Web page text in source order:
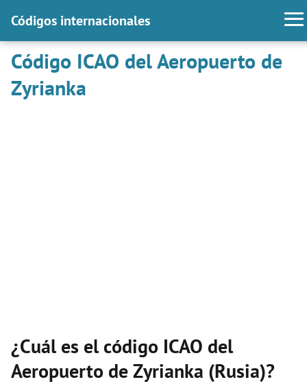
Códigos internacionales
Código ICAO del Aeropuerto de
Zyrianka
¿Cuál es el código ICAO del
Aeropuerto de Zyrianka (Rusia)?